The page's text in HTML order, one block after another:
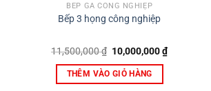
BẾP GA CÔNG NGHIỆP
Bếp 3 họng công nghiệp
11,500,000₫ Giá
là:
11,500,000 ₫.
10,000,000₫Giá
hiện
THÊM VÀO GIỎ HÀNG